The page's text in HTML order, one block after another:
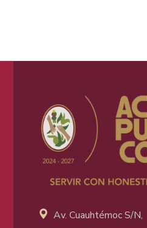
Av. Cuauhtémoc S/N,